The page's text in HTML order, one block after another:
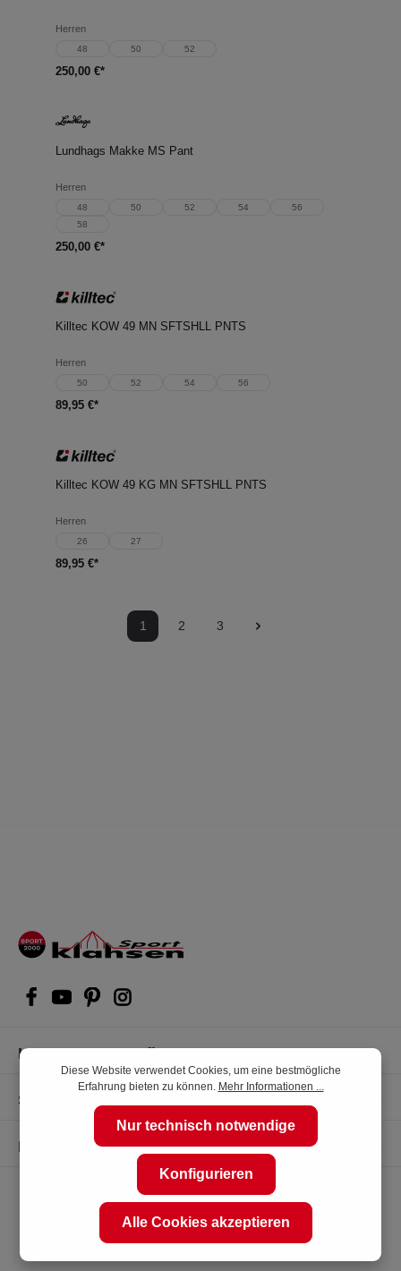
Herren
48 50 52
250,00 €*
Lundhags Makke MS Pant
Herren
48 50 52 54
56
58
250,00 €*
Killtec KOW 49 MN SFTSHLL PNTS
Herren
50 52 54 56
89,95 €*
Killtec KOW 49 KG MN SFTSHLL PNTS
Herren
26 27
89,95 €*
1 2 3
Kompetente Kaufberatung
Shop Service
Informationen
Diese Website verwendet Cookies, um eine bestmögliche
Erfahrung bieten zu können. Mehr Informationen ...
Nur technisch notwendige
Konfigurieren
Alle Cookies akzeptieren